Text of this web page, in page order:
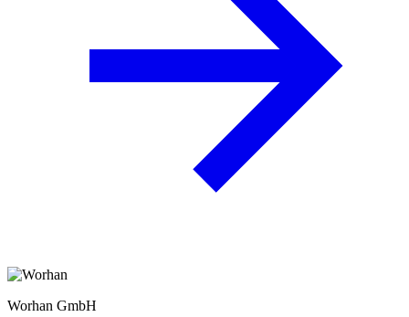
Worhan GmbH